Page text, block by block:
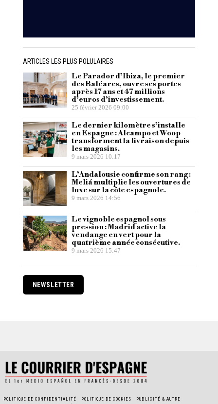
ARTICLES LES PLUS POLULAIRES
Le Parador d’Ibiza, le premier
des Baléares, ouvre ses portes
après 17 ans et 47 millions
d’euros d’investissement.
25 février 2026 09:00
Le dernier kilomètre s’installe
en Espagne : Alcampo et Woop
transforment la livraison depuis
les magasins.
9 mars 2026 10:17
L’Andalousie confirme son rang :
Meliá multiplie les ouvertures de
luxe sur la côte espagnole.
9 mars 2026 14:56
Le vignoble espagnol sous
pression : Madrid active la
vendange en vert pour la
quatrième année consécutive.
9 mars 2026 15:47
NEWSLETTER
POLITIQUE DE CONFIDENTIALITÉ POLITIQUE DE COOKIES
PUBLICITÉ & AUTRE